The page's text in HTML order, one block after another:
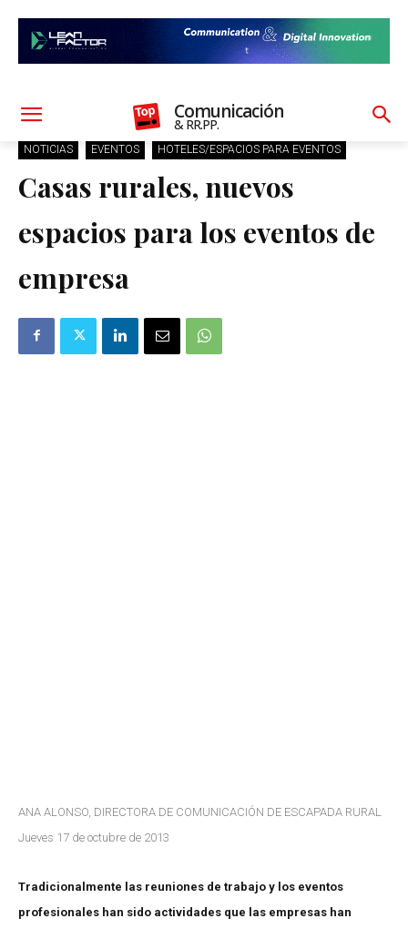
Comunicación
& RR.PP.
NOTICIAS EVENTOS HOTELES/ESPACIOS PARA EVENTOS
Casas rurales, nuevos
espacios para los eventos de
empresa
ANA ALONSO, DIRECTORA DE COMUNICACIÓN DE ESCAPADA RURAL
Jueves 17 de octubre de 2013
Tradicionalmente las reuniones de trabajo y los eventos
profesionales han sido actividades que las empresas han